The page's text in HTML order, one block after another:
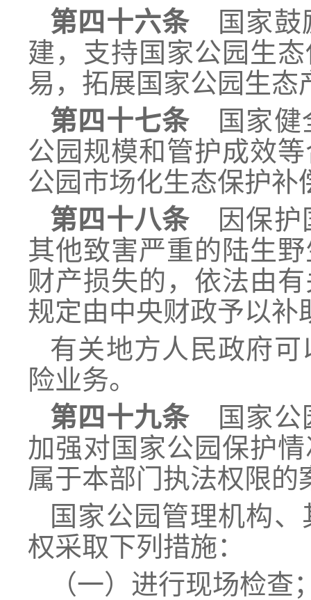
第四十六条 国家鼓
建，支持国家公园生
易，拓展国家公园生态
第四十七条 国家健
公园规模和管护成效
公园市场化生态保护补
第四十八条 因保护
其他致害严重的陆生
财产损失的，依法由
规定由中央财政予以补
有关地方人民政府
险业务。
第四十九条 国家公
加强对国家公园保护
属于本部门执法权限
国家公园管理机构
权采取下列措施：
（一）进行现场检查